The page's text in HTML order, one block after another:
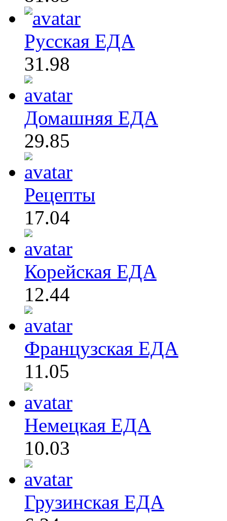
Русская ЕДА
31.98
Домашняя ЕДА
29.85
Рецепты
17.04
Корейская ЕДА
12.44
Французская ЕДА
11.05
Немецкая ЕДА
10.03
Грузинская ЕДА